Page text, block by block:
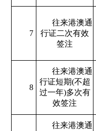
7
往来港澳通
行证二次有效
签注
8
往来港澳通
行证短期(不超
过一年)多次有
效签注
往来港澳通